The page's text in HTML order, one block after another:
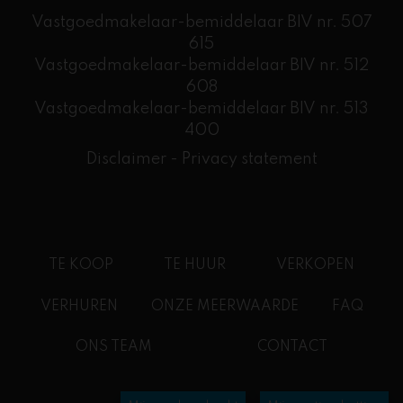
Vastgoedmakelaar-bemiddelaar BIV nr. 507
615
Vastgoedmakelaar-bemiddelaar BIV nr. 512
608
​Vastgoedmakelaar-bemiddelaar BIV nr. 513
400
Disclaimer - Privacy statement
TE KOOP TE HUUR VERKOPEN
VERHUREN ONZE MEERWAARDE FAQ
ONS TEAM CONTACT